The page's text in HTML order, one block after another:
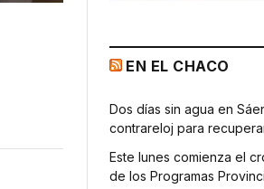
EN EL CHACO
Dos días sin agua en
contrareloj para
Este lunes comienza el
de los Programas